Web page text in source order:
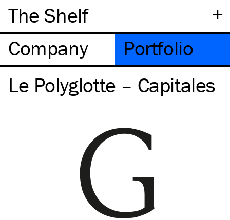
+
The Shelf
Company
Portfolio
Le Polyglotte – Capitales